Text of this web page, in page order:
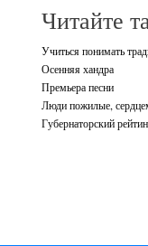
Читайте
Учиться понимать
Осенняя хандра
Премьера песни
Люди пожилые,
Губернаторский